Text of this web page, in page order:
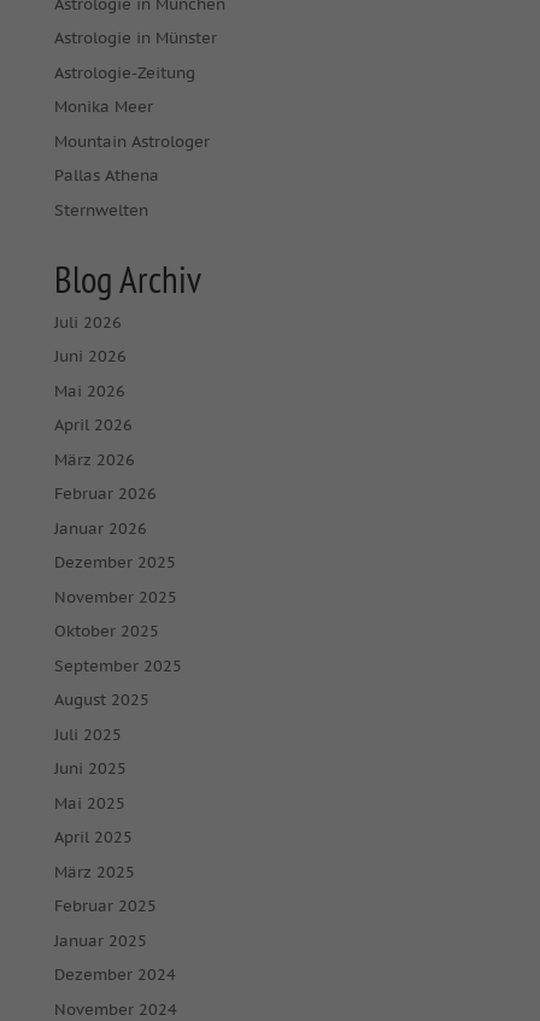
Astrologie in Münster
Astrologie-Zeitung
Monika Meer
Mountain Astrologer
Pallas Athena
Sternwelten
Blog Archiv
Juli 2026
Juni 2026
Mai 2026
April 2026
März 2026
Februar 2026
Januar 2026
Dezember 2025
November 2025
Oktober 2025
September 2025
August 2025
Juli 2025
Juni 2025
Mai 2025
April 2025
März 2025
Februar 2025
Januar 2025
Dezember 2024
November 2024